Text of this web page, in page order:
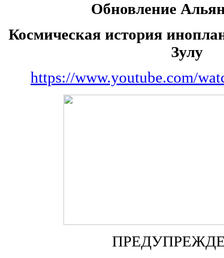
Обновление
Космическая история
Зулу
https://www.youtube.com/